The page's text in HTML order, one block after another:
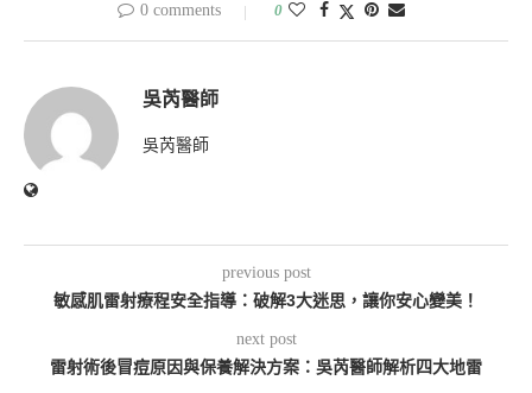
0 comments 0
吳芮醫師
吳芮醫師
previous post
敏感肌雷射療程安全指導：破解3大迷思，讓你安心變美！
next post
雷射術後冒痘原因與保養解決方案：吳芮醫師解析四大地雷